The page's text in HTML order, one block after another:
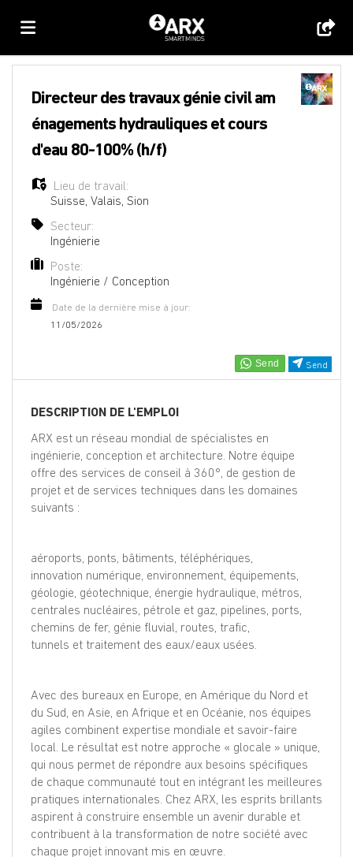
Emplois
Déposez
votre
Connexion
FR
IT
ES
PT
Send
Directeur des travaux génie civil am
énagements hydrauliques et cours
d'eau 80-100% (h/f)
Lieu de travail:
Suisse Valais Sion
Secteur:
Ingénierie
Poste:
Ingénierie / Conception
Date de la dernière mise à jour:
11/05/2026
DESCRIPTION DE L'EMPLOI
ARX est un réseau mondial de spécialistes en
ingénierie, conception et architecture. Notre équipe
offre des services de conseil à 360°, de gestion de
projet et de services techniques dans les domaines
suivants :
aéroports, ponts, bâtiments, téléphériques,
innovation numérique, environnement, équipements,
géologie, géotechnique, énergie hydraulique, métros,
centrales nucléaires, pétrole et gaz, pipelines, ports,
chemins de fer, génie fluvial, routes, trafic,
tunnels et traitement des eaux/eaux usées.
Avec des bureaux en Europe, en Amérique du Nord et
du Sud, en Asie, en Afrique et en Océanie, nos équipes
agiles combinent expertise mondiale et savoir-faire
local. Le résultat est notre approche « glocale » unique,
qui nous permet de répondre aux besoins spécifiques
de chaque communauté tout en intégrant les meilleures
pratiques internationales. Chez ARX, les esprits brillants
aspirent à construire ensemble un avenir durable et
contribuent à la transformation de notre société avec
chaque projet innovant mis en œuvre.